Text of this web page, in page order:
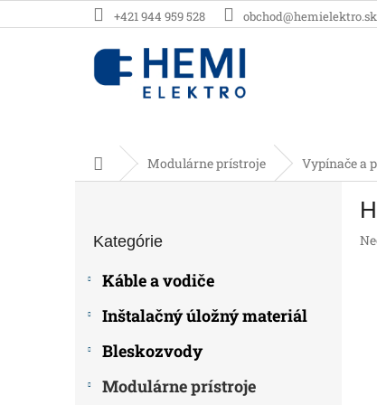
na
+421 944 959 528 obchod@hemielektro.sk
DomovModulárne prístroje Vypínače a
kategórie
Kategórie
Káble a vodiče
Inštalačný úložný materiál
Bleskozvody
Modulárne prístroje